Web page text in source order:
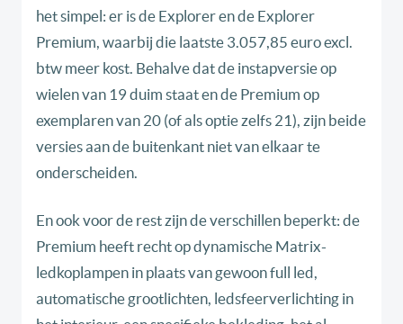
het simpel: er is de Explorer en de Explorer
Premium, waarbij die laatste 3.057,85 euro excl.
btw meer kost. Behalve dat de instapversie op
wielen van 19 duim staat en de Premium op
exemplaren van 20 (of als optie zelfs 21), zijn beide
versies aan de buitenkant niet van elkaar te
onderscheiden.
En ook voor de rest zijn de verschillen beperkt: de
Premium heeft recht op dynamische Matrix-
ledkoplampen in plaats van gewoon full led,
automatische grootlichten, ledsfeerverlichting in